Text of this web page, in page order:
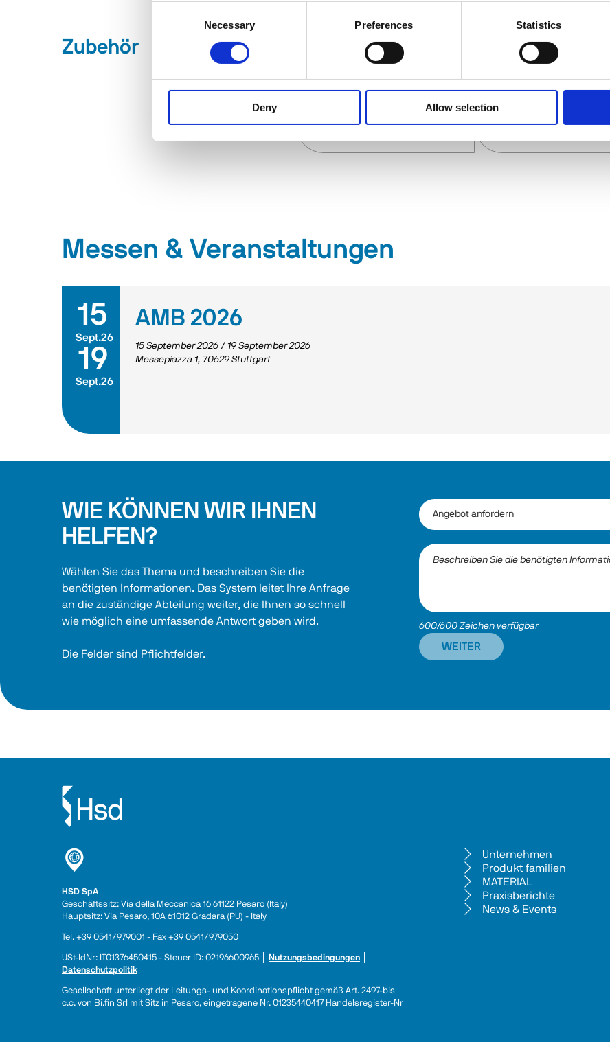
Necessary Preferences Statistics
Deny Allow selection
Zubehör
Werkzeughalter ISO30/40
Werkzeughalter ISO30 -
Messen & Veranstaltungen
15
Sept.26
19
Sept.26
AMB 2026
15 September 2026 / 19 September 2026
Messepiazza 1, 70629 Stuttgart
WIE KÖNNEN WIR IHNEN
HELFEN?
Wählen Sie das Thema und beschreiben Sie die
benötigten Informationen. Das System leitet Ihre Anfrage
an die zuständige Abteilung weiter, die Ihnen so schnell
wie möglich eine umfassende Antwort geben wird.
Die Felder sind Pflichtfelder.
600/600 Zeichen verfügbar
WEITER
HSD SpA
Geschäftssitz: Via della Meccanica 16 61122 Pesaro (Italy)
Hauptsitz: Via Pesaro, 10A 61012 Gradara (PU) - Italy
Tel. +39 0541/979001 - Fax +39 0541/979050
USt-IdNr: IT01376450415 - Steuer ID: 02196600965 │ Nutzungsbedingungen
Datenschutzpolitik
Gesellschaft unterliegt der Leitungs- und Koordinationspflicht gemäß Art. 2497-bis
c.c. von Bi.fin Srl mit Sitz in Pesaro, eingetragene Nr. 01235440417 Handelsregister-Nr
Unternehmen
Produkt familien
MATERIAL
Praxisberichte
News & Events